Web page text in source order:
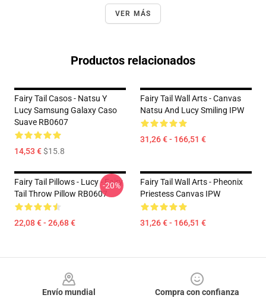
VER MÁS
Productos relacionados
Fairy Tail Casos - Natsu Y
Lucy Samsung Galaxy Caso
Suave RB0607
14,53 €$15.8
Fairy Tail Wall Arts - Canvas
Natsu And Lucy Smiling IPW
31,26 € - 166,51 €
Fairy Tail Pillows - Lucy - Fairy
Tail Throw Pillow RB0607
22,08 € - 26,68 €
-20%
Fairy Tail Wall Arts - Pheonix
Priestess Canvas IPW
31,26 € - 166,51 €
Envío mundial
Compra con confianza